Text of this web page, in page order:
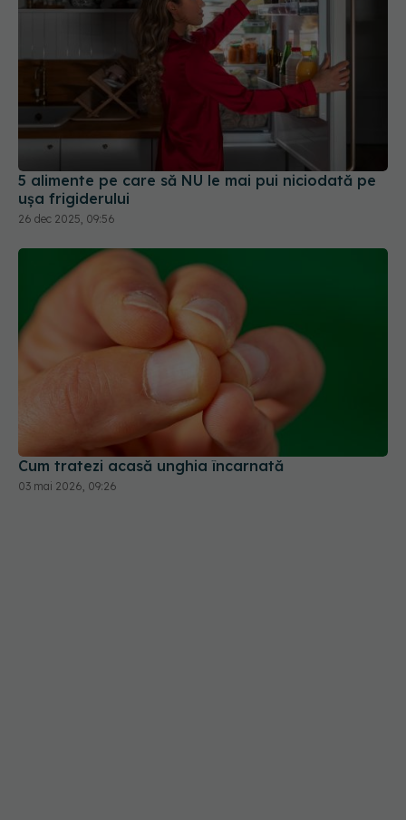
5 alimente pe care să NU le mai pui niciodată pe
ușa frigiderului
26 dec 2025, 09:56
Cum tratezi acasă unghia încarnată
03 mai 2026, 09:26